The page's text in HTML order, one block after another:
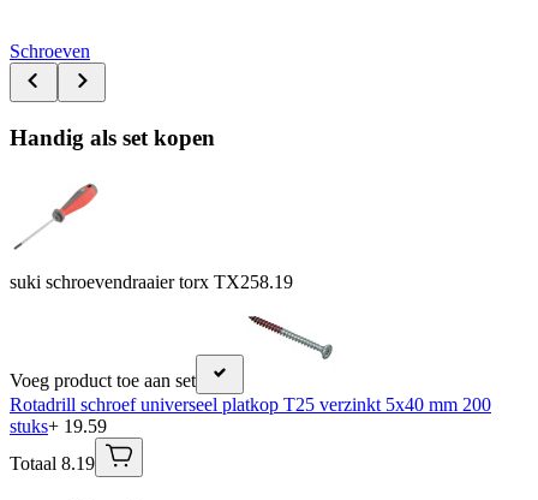
Schroeven
Handig als set kopen
suki schroevendraaier torx TX258.19
Voeg product toe aan set
Rotadrill schroef universeel platkop T25 verzinkt 5x40 mm 200
stuks+ 19.59
Totaal 8.19